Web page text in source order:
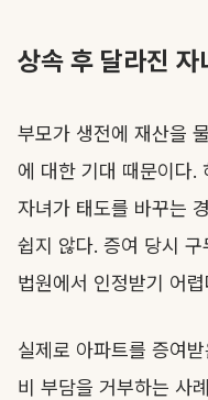
상속 후 달라진
부모가 생전에 재산을
에 대한 기대 때문이다.
자녀가 태도를 바꾸는
쉽지 않다. 증여 당시
법원에서 인정받기 어렵
실제로 아파트를 증여
비 부담을 거부하는 사